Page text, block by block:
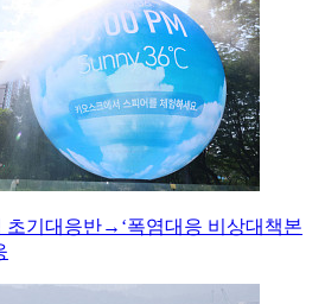
초기대응반→‘폭염대응 비상대책본